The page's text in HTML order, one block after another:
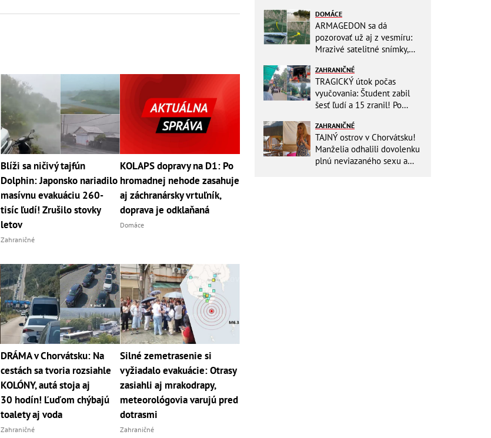
Blíži sa ničivý tajfún
Dolphin: Japonsko nariadilo
masívnu evakuáciu 260-
tisíc ľudí! Zrušilo stovky
letov
Zahraničné
KOLAPS dopravy na D1: Po
hromadnej nehode zasahuje
aj záchranársky vrtuľník,
doprava je odklaňaná
Domáce
DRÁMA v Chorvátsku: Na
cestách sa tvoria rozsiahle
KOLÓNY, autá stoja aj
30 hodín! Ľuďom chýbajú
toalety aj voda
Zahraničné
Silné zemetrasenie si
vyžiadalo evakuácie: Otrasy
zasiahli aj mrakodrapy,
meteorológovia varujú pred
dotrasmi
Zahraničné
aj vy
DOMÁCE
ARMAGEDON sa dá
pozorovať už aj z vesmíru:
Mrazivé satelitné snímky,
vode ani stopy!
ZAHRANIČNÉ
TRAGICKÝ útok počas
vyučovania: Študent zabil
šesť ľudí a 15 zranil! Po
ZAHRANIČNÉ
TAJNÝ ostrov v Chorvátsku!
Manželia odhalili dovolenku
plnú neviazaného sexu a